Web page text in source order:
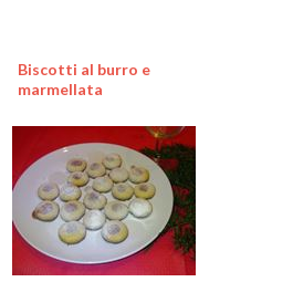
Biscotti al burro e
marmellata